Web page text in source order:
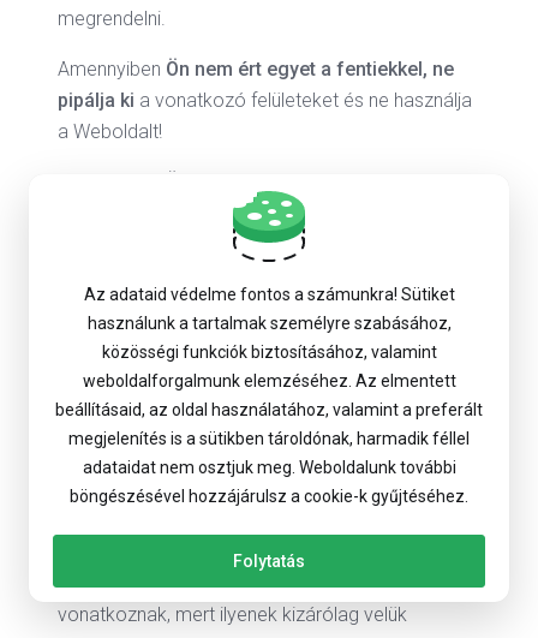
megrendelni.
Amennyiben Ön nem ért egyet a fentiekkel, ne
pipálja ki a vonatkozó felületeket és ne használja
a Weboldalt!
egyéb módon ad le Megrendelést, akkor is fontos,
hogy az adatait a jelen tájékoztatónak
Adatkezelések
Adatkezeléseink:Az alábbiakban arról olvashat,
hogy mikor kérünk el vagy gyűjtünk Öntől
személyes adatokat és azokat meddig és hogyan
kezeljük.
védelmével kapcsolatos előírások kizárólag a
természetes személyekre („magánszemélyekre”)
vonatkoznak, mert ilyenek kizárólag velük
Az adataid védelme fontos a számunkra! Sütiket
használunk a tartalmak személyre szabásához,
közösségi funkciók biztosításához, valamint
weboldalforgalmunk elemzéséhez. Az elmentett
beállításaid, az oldal használatához, valamint a preferált
megjelenítés is a sütikben tároldónak, harmadik féllel
adataidat nem osztjuk meg. Weboldalunk további
böngészésével hozzájárulsz a cookie-k gyűjtéséhez.
Folytatás